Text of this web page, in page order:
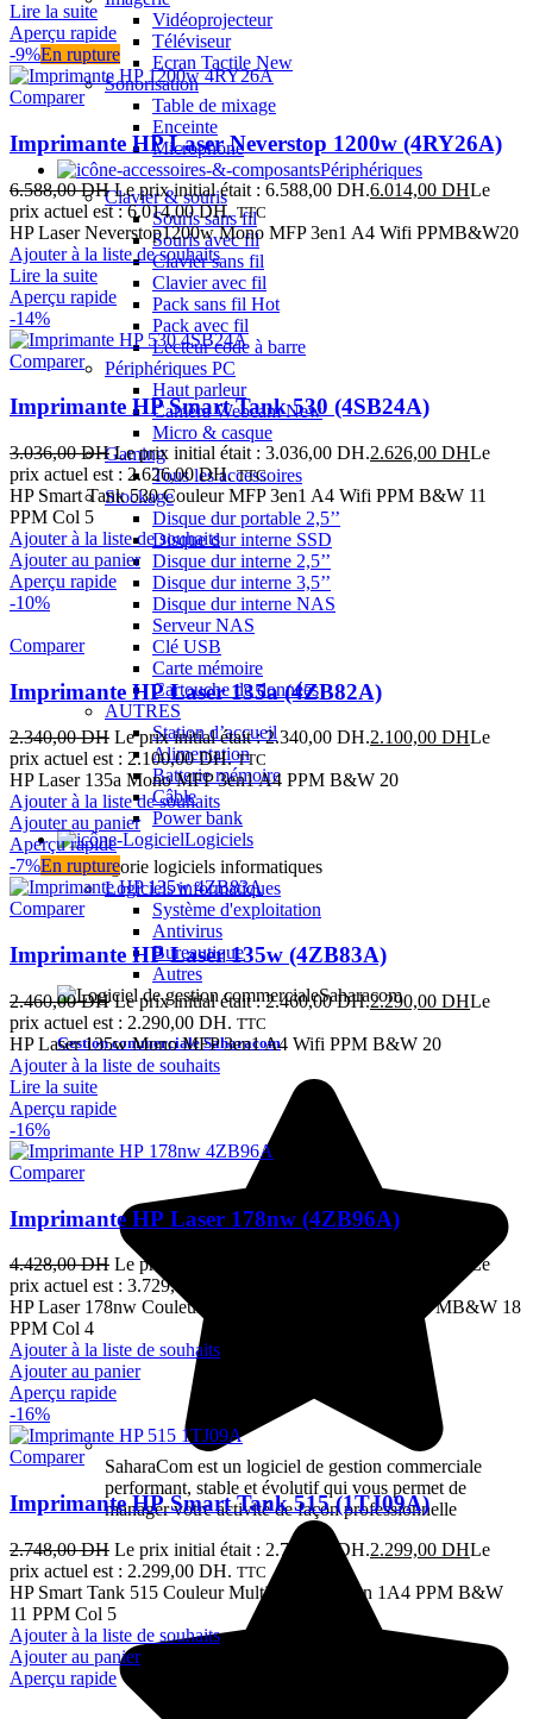
Vidéoprojecteur
Téléviseur
Ecran Tactile New
Sonorisation
Table de mixage
Enceinte
Microphone
Périphériques
Clavier & souris
Souris sans fil
Souris avec fil
Clavier sans fil
Clavier avec fil
Pack sans fil Hot
Pack avec fil
Lecteur code à barre
Périphériques PC
Haut parleur
Caméra WebcamNew
Micro & casque
Gaming
Tous les accessoires
Stockage
Disque dur portable 2,5’’
Disque dur interne SSD
Disque dur interne 2,5’’
Disque dur interne 3,5’’
Disque dur interne NAS
Serveur NAS
Clé USB
Carte mémoire
Cartouche de données
AUTRES
Station d’accueil
Alimentation
Batterie mémoire
Câble
Power bank
Logiciels
Logiciels informatiques
Système d'exploitation
Antivirus
Bureautique
Autres
Gestion commerciale Saharacom
SaharaCom est un logiciel de gestion commerciale
performant, stable et évolutif qui vous permet de
manager votre activité de façon professionnelle
Lire la suite
Aperçu rapide
-9%En rupture
Comparer
Imprimante HP Laser Neverstop 1200w (4RY26A)
6.588,00DH Le prix initial était : 6.588,00 DH.6.014,00 DHLe
prix actuel est : 6.014,00 DH. TTC
HP Laser Neverstop1200w Mono MFP 3en1 A4 Wifi PPMB&W20
Ajouter à la liste de souhaits
Lire la suite
Aperçu rapide
-14%
Comparer
Imprimante HP Smart Tank 530 (4SB24A)
3.036,00DH Le prix initial était : 3.036,00 DH.2.626,00 DHLe
prix actuel est : 2.626,00 DH. TTC
HP Smart Tank 530 Couleur MFP 3en1 A4 Wifi PPM B&W 11
PPM Col 5
Ajouter à la liste de souhaits
Ajouter au panier
Aperçu rapide
-10%
Comparer
Imprimante HP Laser 135a (4ZB82A)
2.340,00DH Le prix initial était : 2.340,00 DH.2.100,00 DHLe
prix actuel est : 2.100,00 DH. TTC
HP Laser 135a Mono MFP 3en1 A4 PPM B&W 20
Ajouter à la liste de souhaits
Ajouter au panier
Aperçu rapide
-7%En rupture
Comparer
Imprimante HP Laser 135w (4ZB83A)
2.460,00DH Le prix initial était : 2.460,00 DH.2.290,00 DHLe
prix actuel est : 2.290,00 DH. TTC
HP Laser 135w Mono MFP 3en1 A4 Wifi PPM B&W 20
Ajouter à la liste de souhaits
Lire la suite
Aperçu rapide
-16%
Comparer
Imprimante HP Laser 178nw (4ZB96A)
4.428,00DH Le prix initial était : 4.428,00 DH.
Le
prix actuel est : 3.729,00 DH.
HP Laser 178nw Couleur MFP 3en1 A4 Réseau Wifi PPMB&W 18
PPM Col 4
Ajouter à la liste de souhaits
Ajouter au panier
Aperçu rapide
-16%
Comparer
Imprimante HP Smart Tank 515 (1TJ09A)
2.748,00DH Le prix initial était : 2.748,00 DH.2.299,00 DHLe
prix actuel est : 2.299,00 DH. TTC
HP Smart Tank 515 Couleur Multi fonction 3 en 1A4 PPM B&W
11 PPM Col 5
Ajouter à la liste de souhaits
Ajouter au panier
Aperçu rapide